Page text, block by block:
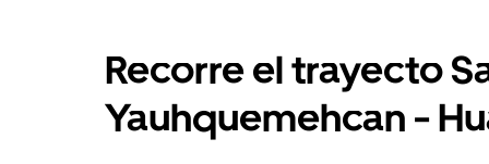
Recorre el trayecto
Yauhquemehcan -